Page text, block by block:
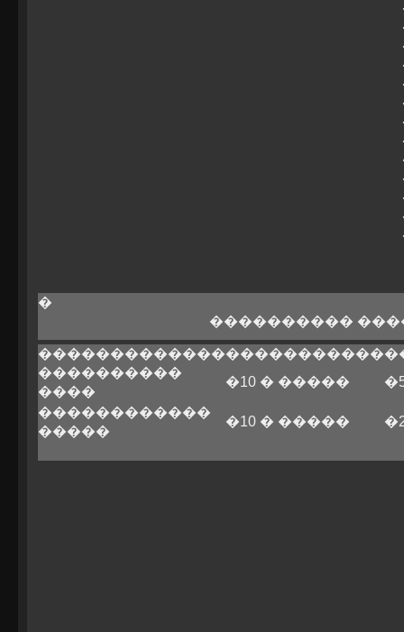
�
����������
������������������������
����������
����
�10 � �����
������������
�����
�10 � �����